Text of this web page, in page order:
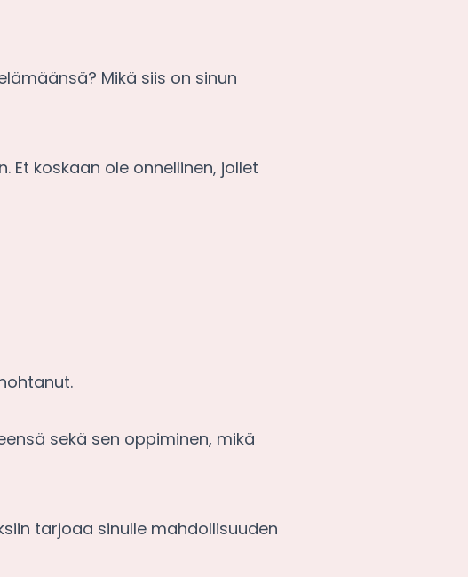
Mikä siis on sinun
Et koskaan ole onnellinen, jollet
sekä sen oppiminen, mikä
tarjoaa sinulle mahdollisuuden